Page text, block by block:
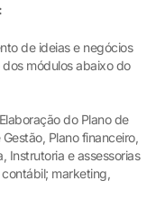
de ideias e negócios
módulos abaixo do
do Plano de
Plano financeiro,
Instrutoria e assessorias
marketing,